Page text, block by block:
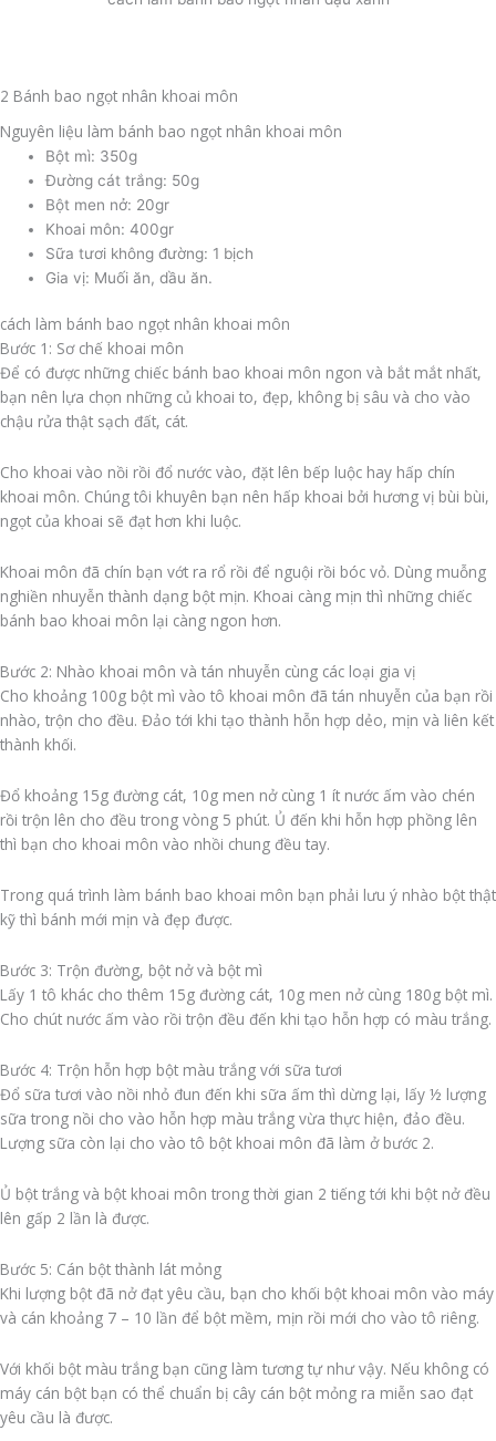
2 Bánh bao ngọt nhân khoai môn
Nguyên liệu làm bánh bao ngọt nhân khoai môn
Bột mì: 350g
Đường cát trắng: 50g
Bột men nở: 20gr
Khoai môn: 400gr
Sữa tươi không đường: 1 bịch
Gia vị: Muối ăn, dầu ăn.
cách làm bánh bao ngọt nhân khoai môn
Bước 1: Sơ chế khoai môn
Để có được những chiếc bánh bao khoai môn ngon và bắt mắt nhất,
bạn nên lựa chọn những củ khoai to, đẹp, không bị sâu và cho vào
chậu rửa thật sạch đất, cát.
Cho khoai vào nồi rồi đổ nước vào, đặt lên bếp luộc hay hấp chín
khoai môn. Chúng tôi khuyên bạn nên hấp khoai bởi hương vị bùi bùi,
ngọt của khoai sẽ đạt hơn khi luộc.
Khoai môn đã chín bạn vớt ra rổ rồi để nguội rồi bóc vỏ. Dùng muỗng
nghiền nhuyễn thành dạng bột mịn. Khoai càng mịn thì những chiếc
bánh bao khoai môn lại càng ngon hơn.
Bước 2: Nhào khoai môn và tán nhuyễn cùng các loại gia vị
Cho khoảng 100g bột mì vào tô khoai môn đã tán nhuyễn của bạn rồi
nhào, trộn cho đều. Đảo tới khi tạo thành hỗn hợp dẻo, mịn và liên kết
thành khối.
Đổ khoảng 15g đường cát, 10g men nở cùng 1 ít nước ấm vào chén
rồi trộn lên cho đều trong vòng 5 phút. Ủ đến khi hỗn hợp phồng lên
thì bạn cho khoai môn vào nhồi chung đều tay.
Trong quá trình làm bánh bao khoai môn bạn phải lưu ý nhào bột thật
kỹ thì bánh mới mịn và đẹp được.
Bước 3: Trộn đường, bột nở và bột mì
Lấy 1 tô khác cho thêm 15g đường cát, 10g men nở cùng 180g bột mì.
Cho chút nước ấm vào rồi trộn đều đến khi tạo hỗn hợp có màu trắng.
Bước 4: Trộn hỗn hợp bột màu trắng với sữa tươi
Đổ sữa tươi vào nồi nhỏ đun đến khi sữa ấm thì dừng lại, lấy ½ lượng
sữa trong nồi cho vào hỗn hợp màu trắng vừa thực hiện, đảo đều.
Lượng sữa còn lại cho vào tô bột khoai môn đã làm ở bước 2.
Ủ bột trắng và bột khoai môn trong thời gian 2 tiếng tới khi bột nở đều
lên gấp 2 lần là được.
Bước 5: Cán bột thành lát mỏng
Khi lượng bột đã nở đạt yêu cầu, bạn cho khối bột khoai môn vào máy
và cán khoảng 7 – 10 lần để bột mềm, mịn rồi mới cho vào tô riêng.
Với khối bột màu trắng bạn cũng làm tương tự như vậy. Nếu không có
máy cán bột bạn có thể chuẩn bị cây cán bột mỏng ra miễn sao đạt
yêu cầu là được.